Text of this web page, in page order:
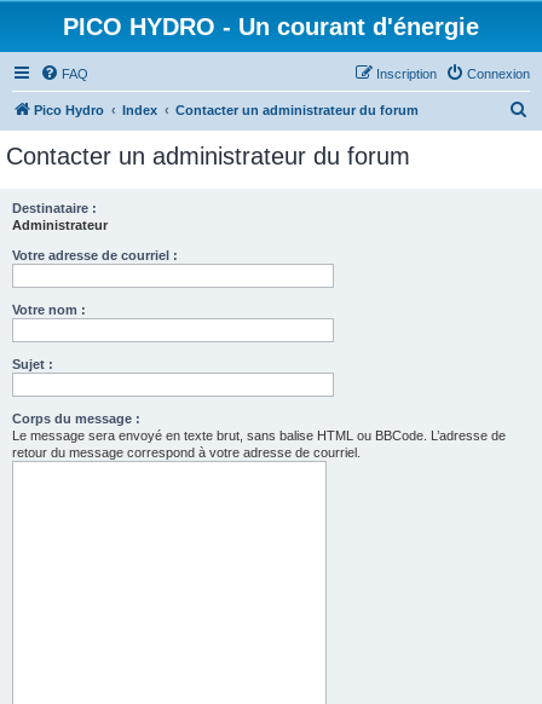
PICO HYDRO - Un courant d'énergie
FAQ Connexion
Inscription
Pico Hydro Index Contacter un administrateur du forum
Contacter un administrateur du forum
Destinataire :
Administrateur
Votre adresse de courriel :
Votre nom :
Sujet :
Corps du message :
Le message sera envoyé en texte brut, sans balise HTML ou BBCode. L’adresse de
retour du message correspond à votre adresse de courriel.